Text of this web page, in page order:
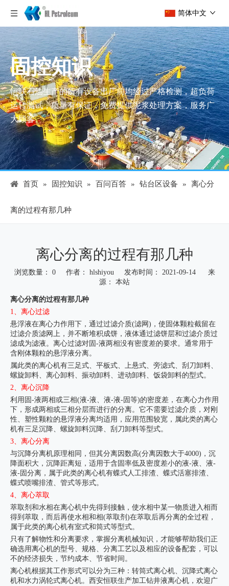
简体中文
固控知识
恒联石油生产的所有设备出厂前均经过严格检测，超负荷
运转测试，质量有保证，免费提供泥浆处理方案，服务广
大顾客。
首页 » 固控知识 » 百问百答 » 钻台区设备 » 离心分
离的过程有那几种
离心分离的过程有那几种
浏览数量： 0作者： hlshiyou 发布时间： 2021-09-14 来
源： 本站
["wechat","weibo","qzone","douban","email"]
离心分离的过程有那几种
1、离心过滤
悬浮液在离心力作用下，通过过滤介质(滤网)，使固体颗粒截留在
过滤介质滤网上，并不断堆积成饼，液体通过滤饼层和过滤介质过
滤成为滤液。离心过滤对固-液两相没有密度差的要求。通常用于
含刚体颗粒的悬浮液分离。
属此类的离心机有三足式、平板式、上悬式、旁滤式、刮刀卸料、
螺旋卸料、离心卸料、振动卸料、进动卸料、饭袋卸料的型式。
2、离心沉降
利用固-液两相或三相(液-液、液-液-固等)的密度差，在离心力作用
下，形成两相或三相分层而进行的分离。它不需要过滤介质，对刚
性、塑性颗粒的悬浮液分离均适用，应用范围较宽，属此类的离心
机有三足沉降、螺旋卸料沉降、刮刀卸料等型式。
3、离心分离
与沉降分离机原理相同，但其分离因数高(分离因数大于4000)，沉
降面积大，沉降距离短，适用于含固率低及密度差小的液-液、液-
液-固分离，属于此类的离心机有蝶式人工排渣、蝶式活塞排渣、
蝶式喷嘴排渣、管式等形式。
4、离心萃取
萃取剂和水相在离心机中先得到接触，使水相中某一物质进入相而
得到萃取，而后再使水相和相(萃取剂)在萃取后再分离的全过程，
属于此类的离心机有室式和筒式等型式。
只有了解物性和分离要求，掌握分离机械知识，才能够帮助我们正
确选用离心机的型号、规格、分离工艺以及相应的设备配套，可以
不的经济损失，节约成本、节省时间。
离心机根据其工作形式可以分为三种：转筒式离心机、沉降式离心
机和水力涡轮式离心机。西安恒联生产加工钻井液离心机，欢迎广